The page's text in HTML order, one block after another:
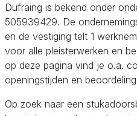
Dufraing is bekend onder
505939429. De
en de vestiging telt 1
voor alle pleisterwerken en
op deze pagina vind je o.a.
openingstijden en
Op zoek naar een